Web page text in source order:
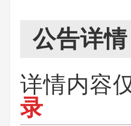
公告详情
详情内容
录